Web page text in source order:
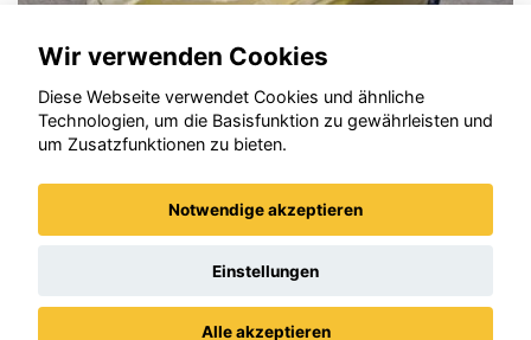
Opel Astra
Wir verwenden Cookies
Diese Webseite verwendet Cookies und ähnliche
Technologien, um die Basisfunktion zu gewährleisten und
um Zusatzfunktionen zu bieten.
Notwendige akzeptieren
Einstellungen
Alle akzeptieren